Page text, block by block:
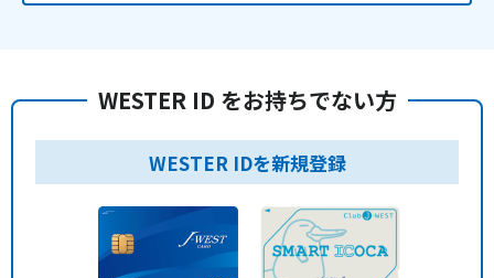
WESTER ID をお持ちでない方
WESTER IDを新規登録